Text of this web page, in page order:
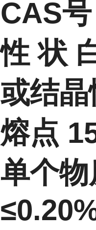
CAS
性 状
或结晶
熔点
单个